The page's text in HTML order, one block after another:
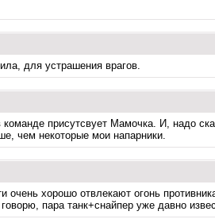
для устрашения врагов.
присутсвует Мамочка. И, надо
чем некоторые мои напарники.
хорошо отвлекают огонь
пара танк+снайпер уже давно